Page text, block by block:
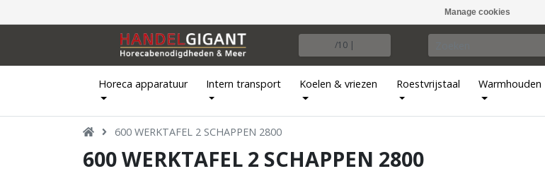
Manage cookies
/10 |
Horeca apparatuur Intern transport Koelen & vriezen Roestvrijstaal Warmhouden
600 WERKTAFEL 2 SCHAPPEN 2800
600 WERKTAFEL 2 SCHAPPEN 2800